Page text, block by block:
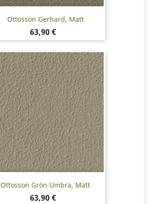
Ottosson Gerhard, Matt
Pris
63,90 €
Ottosson Grön Umbra, Matt
Pris
63,90 €